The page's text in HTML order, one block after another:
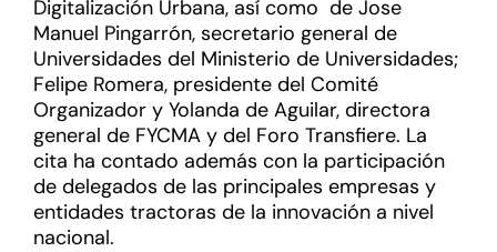
Digitalización Urbana, así como de Jose
Manuel Pingarrón, secretario general de
Universidades del Ministerio de Universidades;
Felipe Romera, presidente del Comité
Organizador y Yolanda de Aguilar, directora
general de FYCMA y del Foro Transfiere. La
cita ha contado además con la participación
de delegados de las principales empresas y
entidades tractoras de la innovación a nivel
nacional.